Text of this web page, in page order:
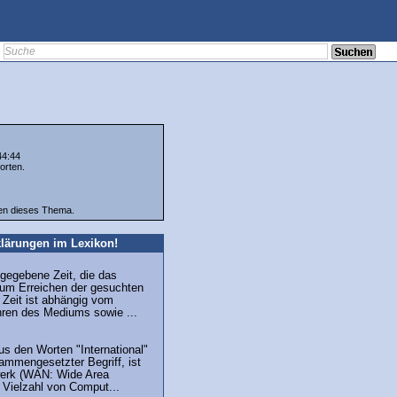
dieses Thema.
im Lexikon!
Zeit, die das
Erreichen der gesuchten
ist abhängig vom
des Mediums sowie ...
den Worten "International"
Begriff, ist
(WAN: Wide Area
von Comput...